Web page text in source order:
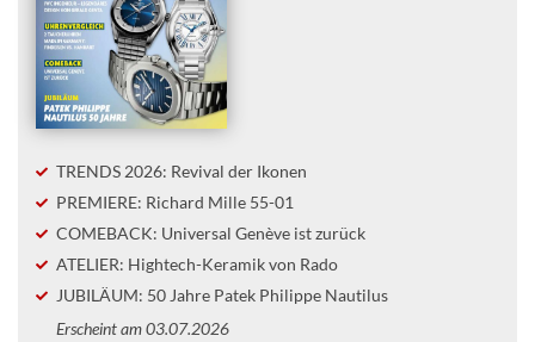
TRENDS 2026: Revival der Ikonen
PREMIERE: Richard Mille 55-01
COMEBACK: Universal Genève ist zurück
ATELIER: Hightech-Keramik von Rado
JUBILÄUM: 50 Jahre Patek Philippe Nautilus
Erscheint am 03.07.2026